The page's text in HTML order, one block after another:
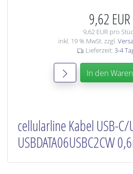
9,62 EUR
9,62 EUR pro
inkl. 19 % MwSt. zzgl.
Lieferzeit: 3-4
In den
cellularline Kabel USB-C/
USBDATA06USBC2CW